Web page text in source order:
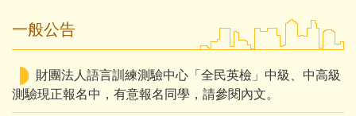
一般公告
財團法人語言訓練測驗中心「全民英檢」中級、中高級
測驗現正報名中，有意報名同學，請參閱內文。